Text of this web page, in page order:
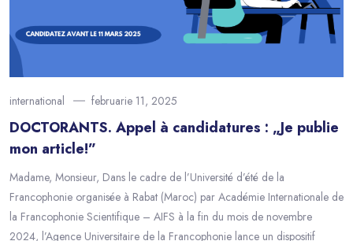
international februarie 11, 2025
DOCTORANTS. Appel à candidatures : „Je publie
mon article!”
Madame, Monsieur, Dans le cadre de l’Université d’été de la
Francophonie organisée à Rabat (Maroc) par Académie Internationale de
la Francophonie Scientifique – AIFS à la fin du mois de novembre
2024, l’Agence Universitaire de la Francophonie lance un dispositif